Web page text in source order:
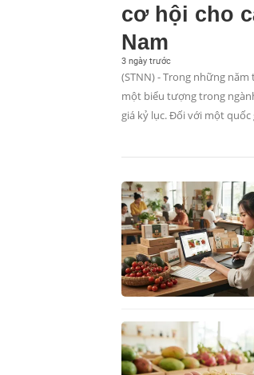
cơ hội cho
Nam
3 ngày trước
(STNN) - Trong những năm
một biểu tượng trong
giá kỷ lục. Đối với một
gợi ý những định hướng và